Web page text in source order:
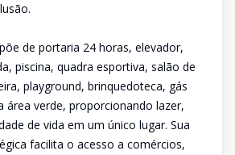
de portaria 24 horas, elevador,
piscina, quadra esportiva, salão de
playground, brinquedoteca, gás
área verde, proporcionando lazer,
de vida em um único lugar. Sua
facilita o acesso a comércios,